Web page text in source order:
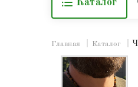
Каталог
Главная Каталог